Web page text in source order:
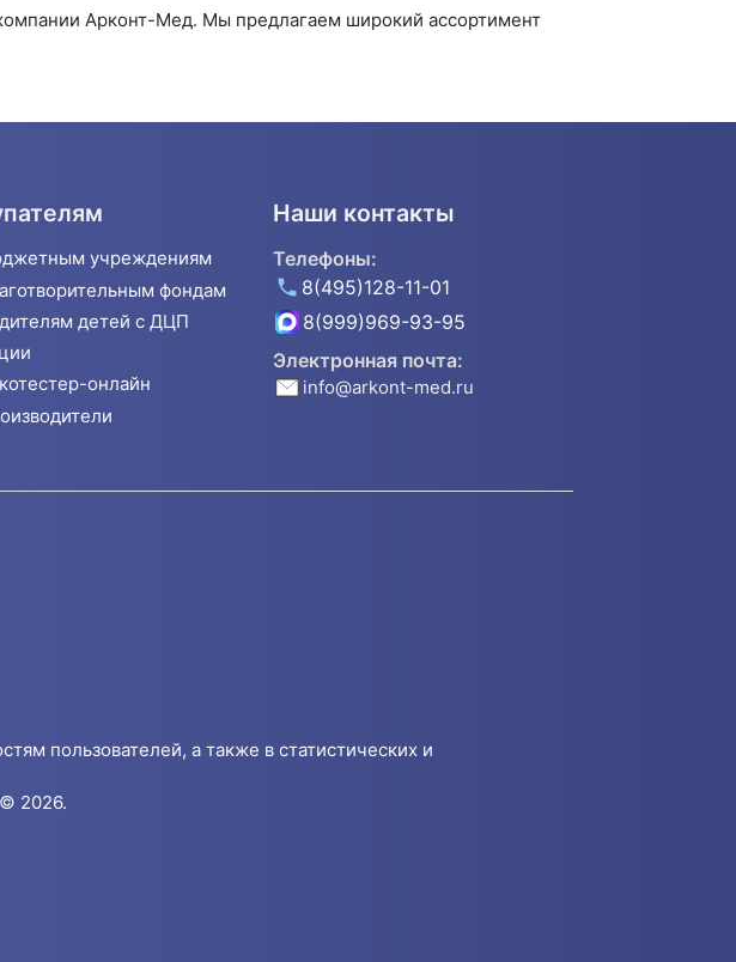
Арконт-Мед. Мы предлагаем широкий ассортимент
учреждениям
фондам
детей с ДЦП
онлайн
Наши контакты
Телефоны:
8(495)128-11-01
8(999)969-93-95
Электронная почта:
info@arkont-med.ru
пользователей, а также в статистических и
2026.